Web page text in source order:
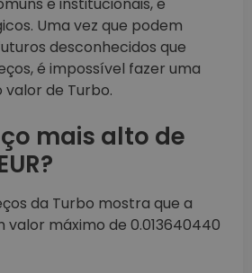
e institucionais, e
Uma vez que podem
desconhecidos que
é impossível fazer uma
de Turbo.
mais alto de
da Turbo mostra que a
valor máximo de 0.013640440